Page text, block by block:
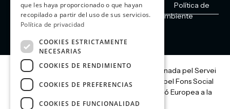
Aviso legal
Cookies Política de Privacidad
Política de
redes sociales
Política de calidad y medio ambiente
Copyright | Inserty 2026
Aquesta actuació està impulsada i subvencionada pel Servei
Públic d’Ocupació de Catalunya i finançada pel Fons Social
Europeu com a part de la resposta de la Unió Europea a la
pandèmia de COVID-19.
que les haya proporcionado o que hayan
recopilado a partir del uso de sus servicios.
Política de privacidad
COOKIES ESTRICTAMENTE
NECESARIAS
COOKIES DE RENDIMIENTO
COOKIES DE PREFERENCIAS
COOKIES DE FUNCIONALIDAD